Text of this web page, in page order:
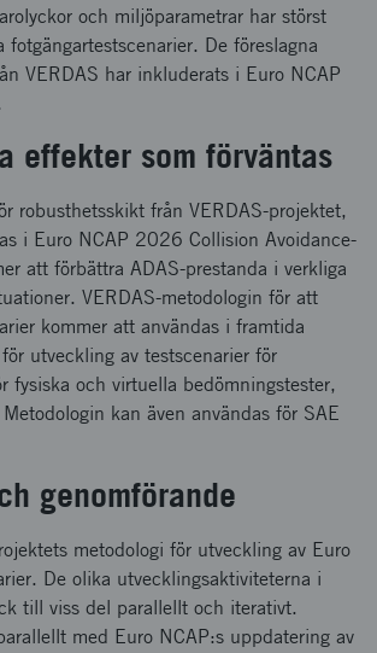
och miljöparametrar har störst
fotgängartestscenarier. De föreslagna
VERDAS har inkluderats i Euro NCAP
effekter som förväntas
robusthetsskikt från VERDAS-projektet,
i Euro NCAP 2026 Collision Avoidance-
att förbättra ADAS-prestanda i verkliga
VERDAS-metodologin för att
kommer att användas i framtida
utveckling av testscenarier för
fysiska och virtuella bedömningstester,
kan även användas för SAE
genomförande
metodologi för utveckling av Euro
De olika utvecklingsaktiviteterna i
till viss del parallellt och iterativt.
med Euro NCAP:s uppdatering av